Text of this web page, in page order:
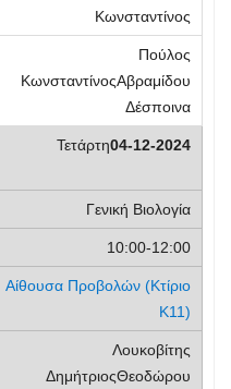
Κωνσταντίνος
Πούλος
ΚωνσταντίνοςΑβραμίδου
Δέσποινα
Τετάρτη04-12-2024
Γενική Βιολογία
10:00-12:00
Αίθουσα Προβολών (Κτίριο
Κ11)
Λουκοβίτης
ΔημήτριοςΘεοδώρου